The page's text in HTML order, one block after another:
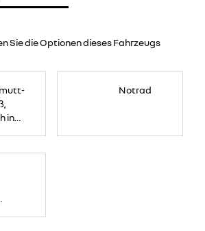
Sie die Optionen dieses Fahrzeugs
in
Notrad